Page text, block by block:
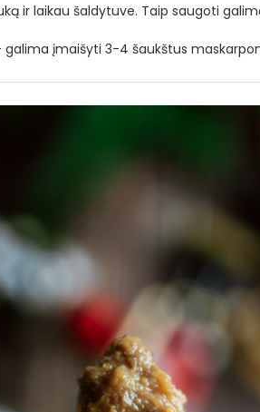
ir laikau šaldytuve. Taip saugoti
galima įmaišyti 3-4 šaukštus